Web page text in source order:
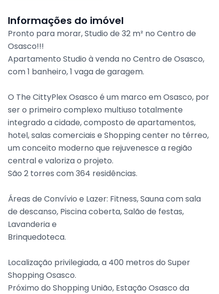
Informações do imóvel
Pronto para morar, Studio de 32 m² no Centro de
Osasco!!!
Apartamento Studio à venda no Centro de Osasco,
com 1 banheiro, 1 vaga de garagem.
O The CittyPlex Osasco é um marco em Osasco, por
ser o primeiro complexo multiuso totalmente
integrado a cidade, composto de apartamentos,
hotel, salas comerciais e Shopping center no térreo,
um conceito moderno que rejuvenesce a região
central e valoriza o projeto.
São 2 torres com 364 residências.
Áreas de Convívio e Lazer: Fitness, Sauna com sala
de descanso, Piscina coberta, Salão de festas,
Lavanderia e
Brinquedoteca.
Localização privilegiada, a 400 metros do Super
Shopping Osasco.
Próximo do Shopping União, Estação Osasco da